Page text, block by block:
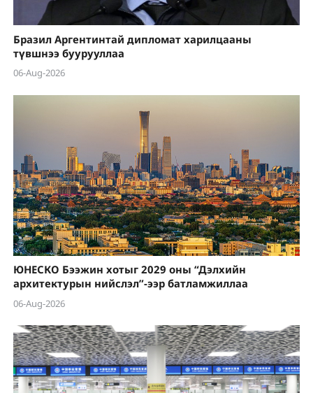
Бразил Аргентинтай дипломат харилцааны
түвшнээ буурууллаа
06-Aug-2026
ЮНЕСКО Бээжин хотыг 2029 оны “Дэлхийн
архитектурын нийслэл”-ээр батламжиллаа
06-Aug-2026